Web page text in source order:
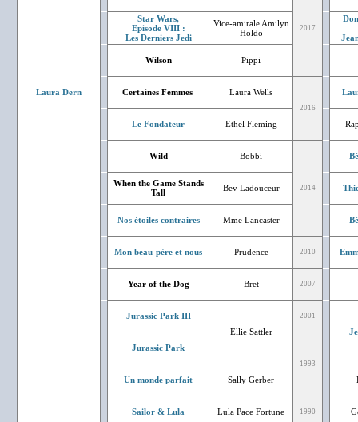
Laura Dern
2017
Star Wars,
Episode VIII :
Les Derniers Jedi
Vice-amirale Amilyn
Holdo
Wilson Pippi
Certaines Femmes Laura Wells
2016
Le Fondateur Ethel Fleming
Wild Bobbi
2014
When the Game Stands
Tall
Bev Ladouceur
Nos étoiles contraires Mme Lancaster
Mon beau-père et nous Prudence 2010
Year of the Dog Bret 2007
Jurassic Park III
Ellie Sattler
2001
Jurassic Park
1993
Un monde parfait Sally Gerber
Sailor & Lula Lula Pace Fortune 1990